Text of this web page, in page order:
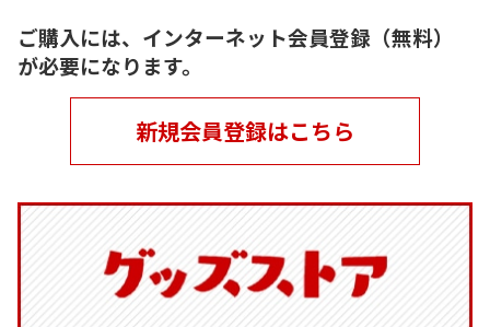
ご購入には、インターネット会員登録（無料）
が必要になります。
新規会員登録はこちら